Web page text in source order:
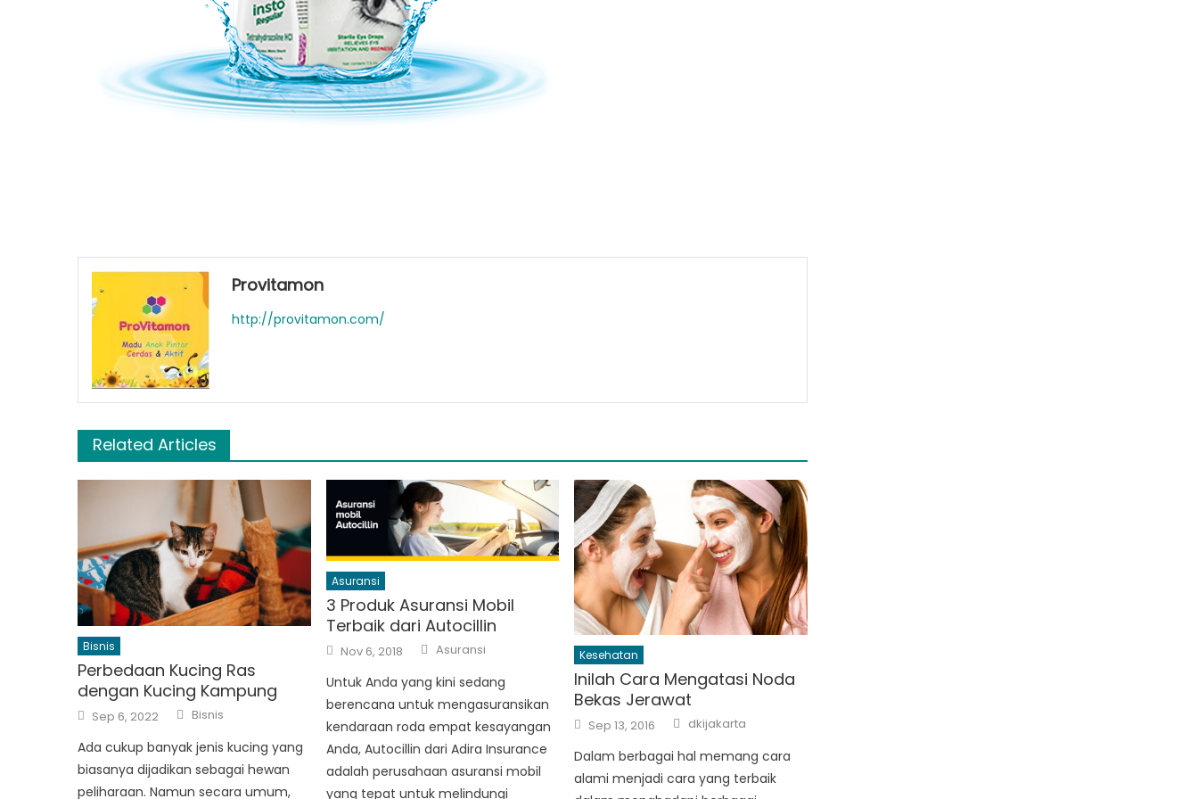
Provitamon
http://provitamon.com/
Related Articles
Bisnis
Perbedaan Kucing Ras
dengan Kucing Kampung
Posted
on
Sep 6, 2022 Author
Bisnis
Ada cukup banyak jenis kucing yang
biasanya dijadikan sebagai hewan
peliharaan. Namun secara umum,
Asuransi
3 Produk Asuransi Mobil
Terbaik dari Autocillin
Posted
on
Nov 6, 2018 Author
Asuransi
Untuk Anda yang kini sedang
berencana untuk mengasuransikan
kendaraan roda empat kesayangan
Anda, Autocillin dari Adira Insurance
adalah perusahaan asuransi mobil
yang tepat untuk melindungi
Kesehatan
Inilah Cara Mengatasi Noda
Bekas Jerawat
Posted
on
Sep 13, 2016 Author
dkijakarta
Dalam berbagai hal memang cara
alami menjadi cara yang terbaik